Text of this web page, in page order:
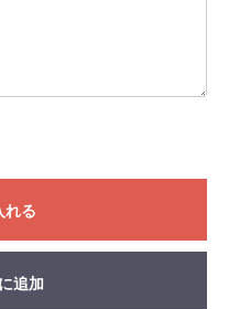
れる
追加